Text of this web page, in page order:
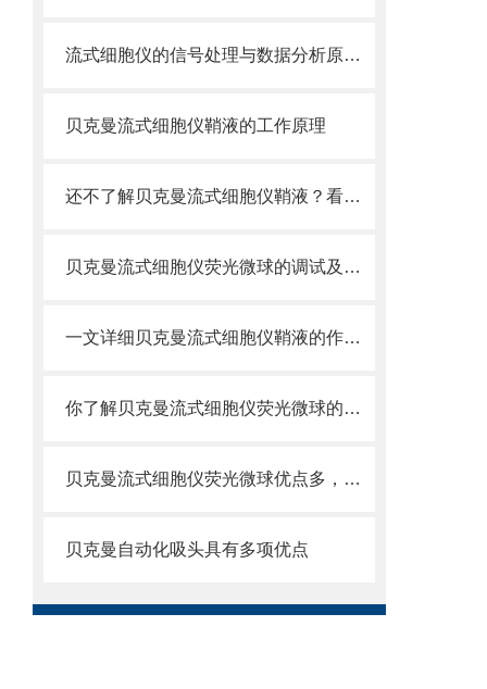
流式细胞仪的信号处理与数据分析原理分析
贝克曼流式细胞仪鞘液的工作原理
还不了解贝克曼流式细胞仪鞘液？看这里就对了！
贝克曼流式细胞仪荧光微球的调试及使用
一文详细贝克曼流式细胞仪鞘液的作用原理
你了解贝克曼流式细胞仪荧光微球的制备之怎样的吗
贝克曼流式细胞仪荧光微球优点多，实用效果好
贝克曼自动化吸头具有多项优点